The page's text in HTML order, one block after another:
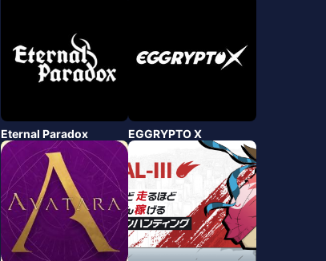
Eternal Paradox EGGRYPTO X